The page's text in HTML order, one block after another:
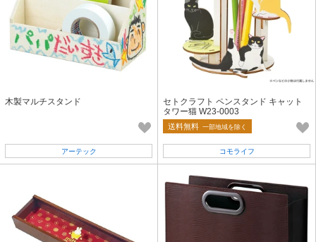
木製マルチスタンド
アーテック
セトクラフト ペンスタンド キャット
タワー猫 W23-0003
送料無料 一部地域を除く
コモライフ